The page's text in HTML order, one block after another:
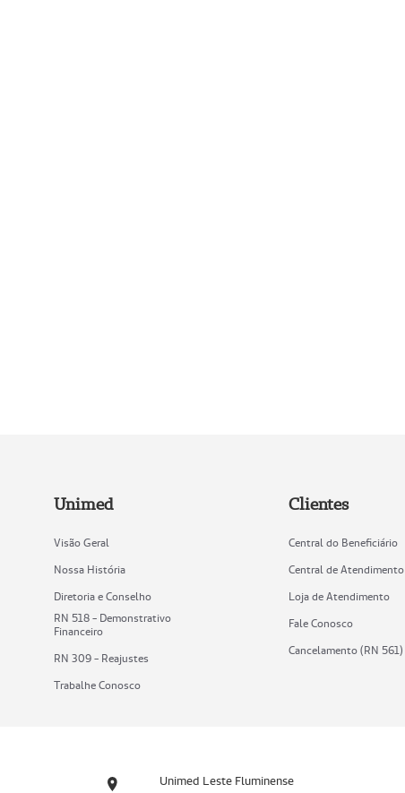
Unimed
Visão Geral
Nossa História
Diretoria e Conselho
RN 518 - Demonstrativo
Financeiro
RN 309 - Reajustes
Trabalhe Conosco
Clientes
Central do Beneficiário
Central de Atendimento
Loja de Atendimento
Fale Conosco
Cancelamento (RN 561)
Unimed Leste Fluminense